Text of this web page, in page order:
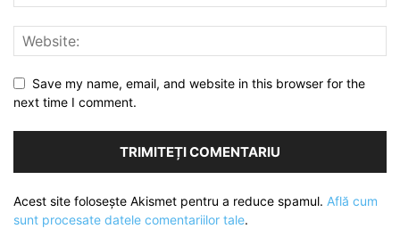
Save my name, email, and website in this browser for the
next time I comment.
Acest site folosește Akismet pentru a reduce spamul. Află cum
sunt procesate datele comentariilor tale.